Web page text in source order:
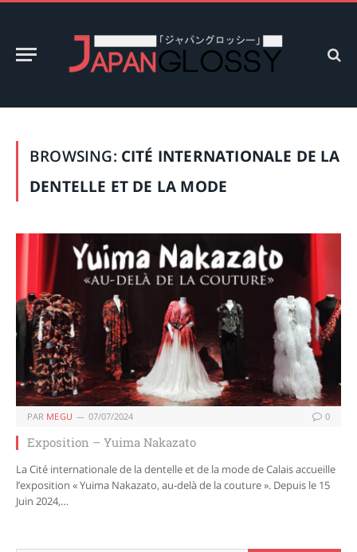
BROWSING: CITÉ INTERNATIONALE DE LA
DENTELLE ET DE LA MODE
PAR MEGU 07/07/2024 0
Exposition – Yuima Nakazato
La Cité internationale de la dentelle et de la mode de Calais accueille
l’exposition « Yuima Nakazato, au-delà de la couture ». Depuis le 15
Juin 2024,…